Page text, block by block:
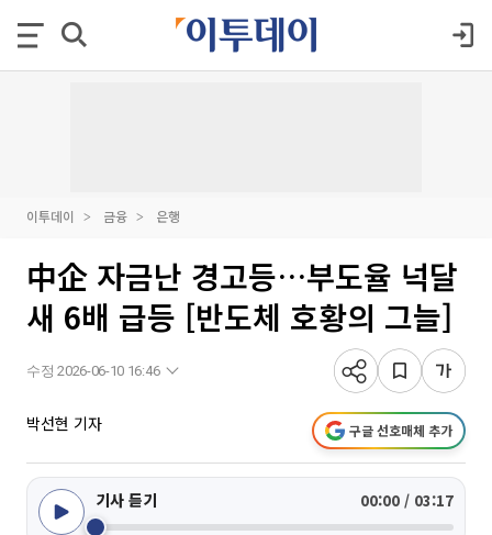
이투데이 금융 은행
中企 자금난 경고등…부도율 넉달
새 6배 급등 [반도체 호황의 그늘]
수정 2026-06-10 16:46
박선현 기자 구글 선호매체 추가
기사 듣기 00:00 / 03:17